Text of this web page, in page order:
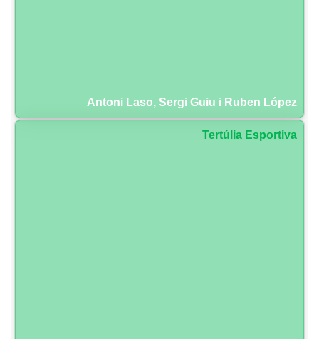
Antoni Laso, Sergi Guiu i Ruben López
Tertúlia Esportiva